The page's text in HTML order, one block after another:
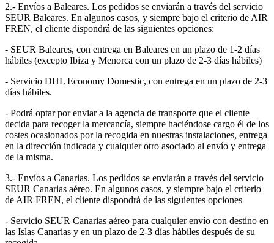
2.- Envíos a Baleares. Los pedidos se enviarán a través del servicio
SEUR Baleares. En algunos casos, y siempre bajo el criterio de AIR
FREN, el cliente dispondrá de las siguientes opciones:
- SEUR Baleares, con entrega en Baleares en un plazo de 1-2 días
hábiles (excepto Ibiza y Menorca con un plazo de 2-3 días hábiles)
- Servicio DHL Economy Domestic, con entrega en un plazo de 2-3
días hábiles.
- Podrá optar por enviar a la agencia de transporte que el cliente
decida para recoger la mercancía, siempre haciéndose cargo él de los
costes ocasionados por la recogida en nuestras instalaciones, entrega
en la dirección indicada y cualquier otro asociado al envío y entrega
de la misma.
3.- Envíos a Canarias. Los pedidos se enviarán a través del servicio
SEUR Canarias aéreo. En algunos casos, y siempre bajo el criterio
de AIR FREN, el cliente dispondrá de las siguientes opciones
- Servicio SEUR Canarias aéreo para cualquier envío con destino en
las Islas Canarias y en un plazo de 2-3 días hábiles después de su